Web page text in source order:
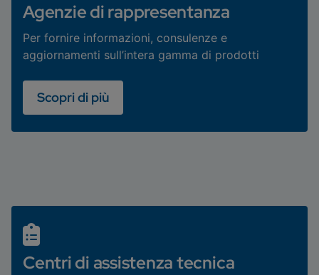
Agenzie di rappresentanza
Per fornire informazioni, consulenze e
aggiornamenti sull’intera gamma di prodotti
Scopri di più
Centri di assistenza tecnica